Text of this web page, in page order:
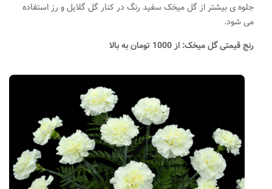
جلوه ی بیشتر از گل میخک سفید رنگ در کنار گل گلایل و رز استفاده
می شود.
رنج قیمتی گل میخک: از 1000 تومان به بالا